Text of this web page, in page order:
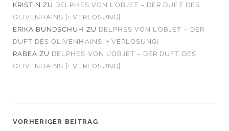
KRISTIN ZU DELPHES VON L’OBJET – DER DUFT DES
OLIVENHAINS [+ VERLOSUNG]
ERIKA BUNDSCHUH ZU DELPHES VON L’OBJET – DER
DUFT DES OLIVENHAINS [+ VERLOSUNG]
RABEA ZU DELPHES VON L’OBJET – DER DUFT DES
OLIVENHAINS [+ VERLOSUNG]
VORHERIGER BEITRAG